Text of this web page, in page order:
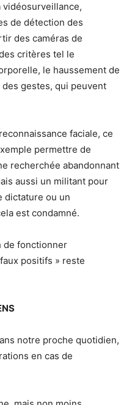
de détection des
des caméras de
critères tel le
le haussement de
gestes, qui peuvent
faciale, ce
permettre de
recherchée abandonnant
aussi un militant pour
dictature ou un
est condamné.
de fonctionner
positifs » reste
notre proche quotidien,
en cas de